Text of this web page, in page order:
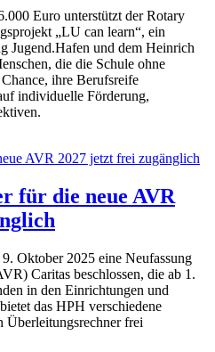
Euro unterstützt der Rotary
„LU can learn“, ein
Jugend.Hafen und dem Heinrich
die die Schule ohne
ihre Berufsreife
individuelle Förderung,
für die neue AVR
Oktober 2025 eine Neufassung
Caritas beschlossen, die ab 1.
in den Einrichtungen und
das HPH verschiedene
Überleitungsrechner frei